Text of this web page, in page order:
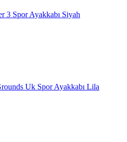
3 Spor Ayakkabı Siyah
Uk Spor Ayakkabı Lila